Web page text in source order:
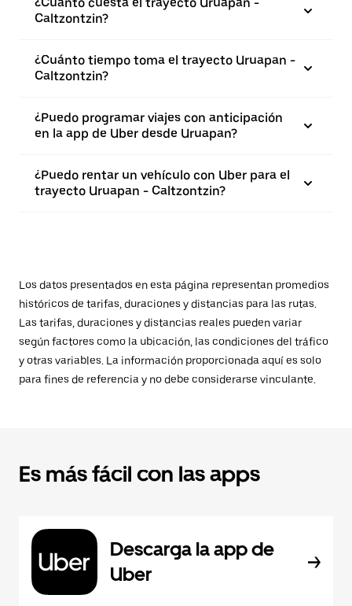
Caltzontzin?
¿Cuánto tiempo toma el trayecto Uruapan -
Caltzontzin?
¿Puedo programar viajes con anticipación
en la app de Uber desde Uruapan?
¿Puedo rentar un vehículo con Uber para el
trayecto Uruapan - Caltzontzin?
Los datos presentados en esta página representan promedios
históricos de tarifas, duraciones y distancias para las rutas.
Las tarifas, duraciones y distancias reales pueden variar
según factores como la ubicación, las condiciones del tráfico
y otras variables. La información proporcionada aquí es solo
para fines de referencia y no debe considerarse vinculante.
Es más fácil con las apps
Descarga la app de
Uber